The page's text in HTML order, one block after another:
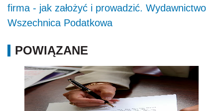
firma - jak założyć i prowadzić. Wydawnictwo
Wszechnica Podatkowa
POWIĄZANE